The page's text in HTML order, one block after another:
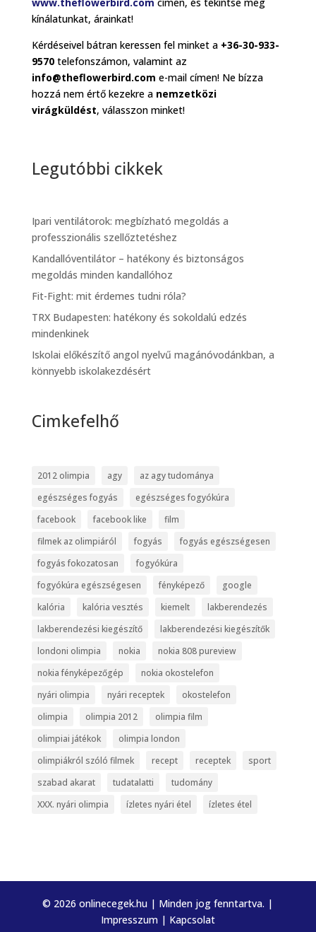
kínálatunkat, árainkat!
Kérdéseivel bátran keressen fel minket a +36-30-933-
9570telefonszámon, valamint az
info@theflowerbird.com e-mail címen! Ne bízza
hozzá nem értő kezekre a nemzetközi
virágküldést, válasszon minket!
Legutóbbi cikkek
Ipari ventilátorok: megbízható megoldás a
professzionális szellőztetéshez
Kandallóventilátor – hatékony és biztonságos
megoldás minden kandallóhoz
Fit-Fight: mit érdemes tudni róla?
TRX Budapesten: hatékony és sokoldalú edzés
mindenkinek
Iskolai előkészítő angol nyelvű magánóvodánkban, a
könnyebb iskolakezdésért
Cimkefelhő
2012 olimpia agy
az agy tudománya
egészséges fogyás
egészséges fogyókúra
facebook
facebook like
film
filmek az olimpiáról
fogyás
fogyás egészségesen
fogyás fokozatosan
fogyókúra
fogyókúra egészségesen
fényképező
google
kalória
kalória vesztés kiemelt
lakberendezés
lakberendezési kiegészítő
lakberendezési kiegészítők
londoni olimpia
nokia
nokia 808 pureview
nokia fényképezőgép
nokia okostelefon
nyári olimpia
nyári receptek
okostelefon
olimpia
olimpia 2012
olimpia film
olimpiai játékok
olimpia london
olimpiákról szóló filmek
recept receptek
sport
szabad akarat
tudatalatti
tudomány
XXX. nyári olimpia
ízletes nyári étel ízletes étel
© 2026 onlinecegek.hu | Minden jog fenntartva. |
Impresszum| Kapcsolat